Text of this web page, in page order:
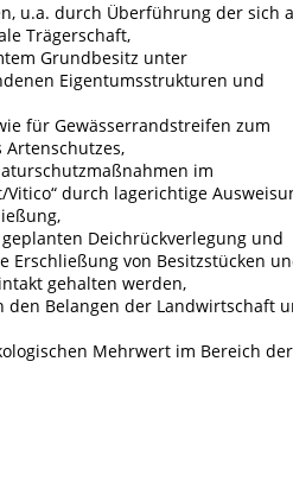
u.a. durch Überführung der sich
Trägerschaft,
Grundbesitz unter
Eigentumsstrukturen und
für Gewässerrandstreifen zum
im
durch lagerichtige
Deichrückverlegung und
von Besitzstücken
gehalten werden,
den Belangen der Landwirtschaft
Mehrwert im Bereich der